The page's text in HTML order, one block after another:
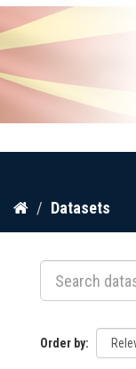
Skip
content
Datasets
Order by